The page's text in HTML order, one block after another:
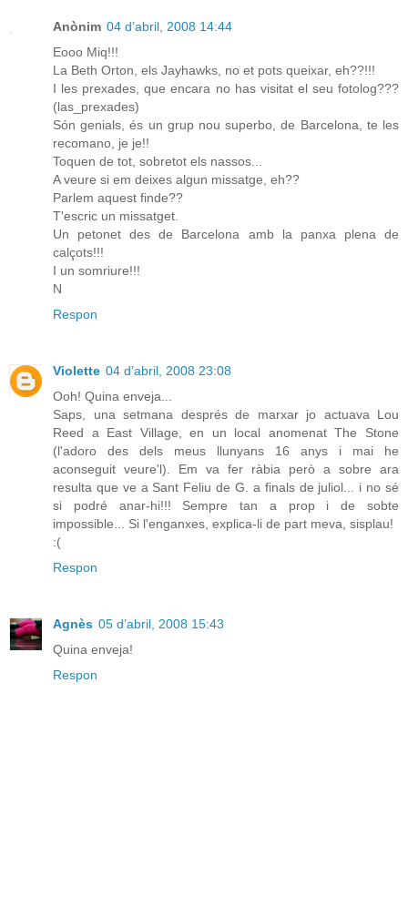
Anònim 04 d’abril, 2008 14:44
Eooo Miq!!!
La Beth Orton, els Jayhawks, no et pots queixar, eh??!!!
I les prexades, que encara no has visitat el seu fotolog???
(las_prexades)
Són genials, és un grup nou superbo, de Barcelona, te les
recomano, je je!!
Toquen de tot, sobretot els nassos...
A veure si em deixes algun missatge, eh??
Parlem aquest finde??
T'escric un missatget.
Un petonet des de Barcelona amb la panxa plena de
calçots!!!
I un somriure!!!
N
Respon
Violette 04 d’abril, 2008 23:08
Ooh! Quina enveja...
Saps, una setmana després de marxar jo actuava Lou
Reed a East Village, en un local anomenat The Stone
(l'adoro des dels meus llunyans 16 anys i mai he
aconseguit veure'l). Em va fer ràbia però a sobre ara
resulta que ve a Sant Feliu de G. a finals de juliol... i no sé
si podré anar-hi!!! Sempre tan a prop i de sobte
impossible... Si l'enganxes, explica-li de part meva, sisplau!
:(
Respon
Agnès 05 d’abril, 2008 15:43
Quina enveja!
Respon